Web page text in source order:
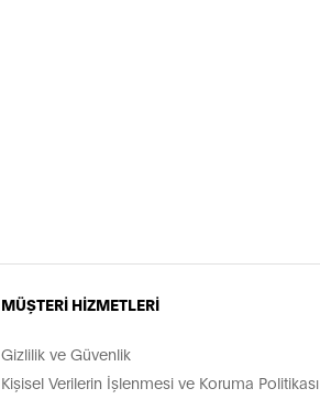
MÜŞTERİ HİZMETLERİ
Gizlilik ve Güvenlik
Kişisel Verilerin İşlenmesi ve Koruma Politikası